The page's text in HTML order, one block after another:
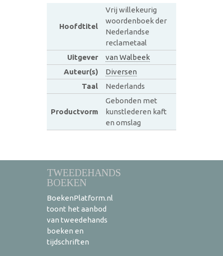
Hoofdtitel
Vrij willekeurig
woordenboek der
Nederlandse
reclametaal
Uitgever
van Walbeek
Auteur(s)
Diversen
Taal
Nederlands
Productvorm
Gebonden met
kunstlederen kaft
en omslag
TWEEDEHANDS
BOEKEN
BoekenPlatform.nl
toont het aanbod
van tweedehands
boeken en
tijdschriften